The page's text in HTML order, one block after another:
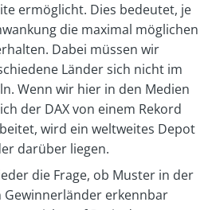
ermöglicht. Dies bedeutet, je
die maximal möglichen
Dabei müssen wir
Länder sich nicht im
Wenn wir hier in den Medien
der DAX von einem Rekord
wird ein weltweites Depot
darüber liegen.
die Frage, ob Muster in der
erkennbar